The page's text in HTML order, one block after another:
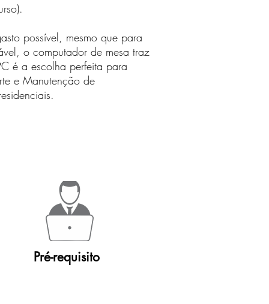
possível, mesmo que para
o computador de mesa traz
é a escolha perfeita para
e Manutenção de
Pré-requisito